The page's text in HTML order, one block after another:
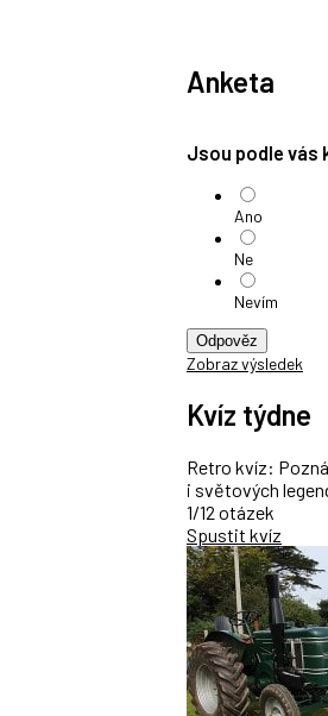
Anketa
Jsou podle vás
Ano
Ne
Nevím
Odpověz
Zobraz výsledek
Kvíz týdne
Retro kvíz:
i světových
1/12 otázek
Spustit kvíz